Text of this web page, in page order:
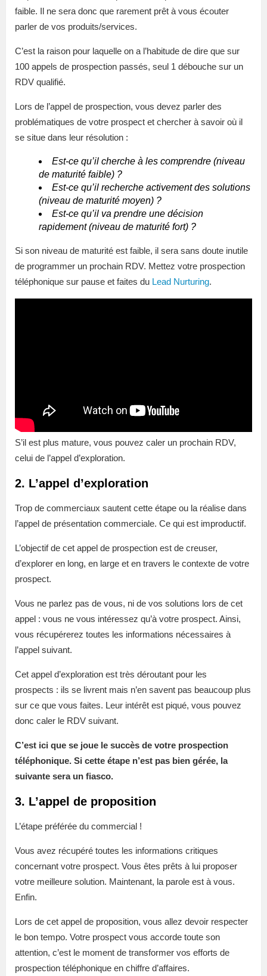
faible. Il ne sera donc que rarement prêt à vous écouter
parler de vos produits/services.
C’est la raison pour laquelle on a l’habitude de dire que sur
100 appels de prospection passés, seul 1 débouche sur un
RDV qualifié.
Lors de l’appel de prospection, vous devez parler des
problématiques de votre prospect et chercher à savoir où il
se situe dans leur résolution :
Est-ce qu’il cherche à les comprendre (niveau
de maturité faible) ?
Est-ce qu’il recherche activement des solutions
(niveau de maturité moyen) ?
Est-ce qu’il va prendre une décision
rapidement (niveau de maturité fort) ?
Si son niveau de maturité est faible, il sera sans doute inutile
de programmer un prochain RDV. Mettez votre prospection
téléphonique sur pause et faites du Lead Nurturing.
S’il est plus mature, vous pouvez caler un prochain RDV,
celui de l’appel d’exploration.
2. L’appel d’exploration
Trop de commerciaux sautent cette étape ou la réalise dans
l’appel de présentation commerciale. Ce qui est improductif.
L’objectif de cet appel de prospection est de creuser,
d’explorer en long, en large et en travers le contexte de votre
prospect.
Vous ne parlez pas de vous, ni de vos solutions lors de cet
appel : vous ne vous intéressez qu’à votre prospect. Ainsi,
vous récupérerez toutes les informations nécessaires à
l’appel suivant.
Cet appel d’exploration est très déroutant pour les
prospects : ils se livrent mais n’en savent pas beaucoup plus
sur ce que vous faites. Leur intérêt est piqué, vous pouvez
donc caler le RDV suivant.
C’est ici que se joue le succès de votre prospection
téléphonique. Si cette étape n’est pas bien gérée, la
suivante sera un fiasco.
3. L’appel de proposition
L’étape préférée du commercial !
Vous avez récupéré toutes les informations critiques
concernant votre prospect. Vous êtes prêts à lui proposer
votre meilleure solution. Maintenant, la parole est à vous.
Enfin.
Lors de cet appel de proposition, vous allez devoir respecter
le bon tempo. Votre prospect vous accorde toute son
attention, c’est le moment de transformer vos efforts de
prospection téléphonique en chiffre d’affaires.